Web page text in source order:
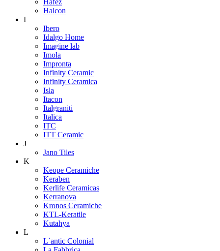
Halcon
I
Ibero
Idalgo Home
Imagine lab
Imola
Impronta
Infinity Ceramic
Infinity Ceramica
Isla
Itacon
Italgraniti
Italica
ITC
ITT Ceramic
J
Jano Tiles
K
Keope Ceramiche
Keraben
Kerlife Ceramicas
Kerranova
Kronos Ceramiche
KTL-Keratile
Kutahya
L
L`antic Colonial